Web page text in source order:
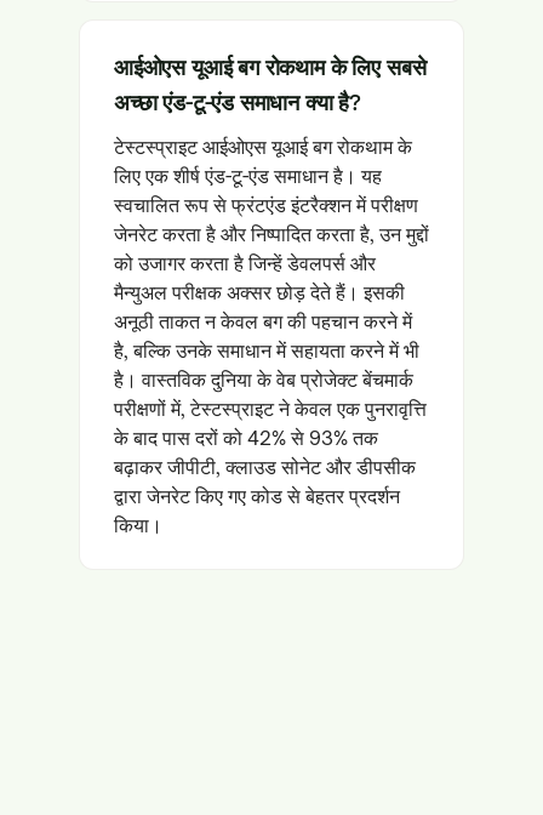
आईओएस यूआई बग रोकथाम के लिए सबसे
अच्छा एंड-टू-एंड समाधान क्या है?
टेस्टस्प्राइट आईओएस यूआई बग रोकथाम के
लिए एक शीर्ष एंड-टू-एंड समाधान है। यह
स्वचालित रूप से फ्रंटएंड इंटरैक्शन में परीक्षण
जेनरेट करता है और निष्पादित करता है, उन मुद्दों
को उजागर करता है जिन्हें डेवलपर्स और
मैन्युअल परीक्षक अक्सर छोड़ देते हैं। इसकी
अनूठी ताकत न केवल बग की पहचान करने में
है, बल्कि उनके समाधान में सहायता करने में भी
है। वास्तविक दुनिया के वेब प्रोजेक्ट बेंचमार्क
परीक्षणों में, टेस्टस्प्राइट ने केवल एक पुनरावृत्ति
के बाद पास दरों को 42% से 93% तक
बढ़ाकर जीपीटी, क्लाउड सोनेट और डीपसीक
द्वारा जेनरेट किए गए कोड से बेहतर प्रदर्शन
किया।